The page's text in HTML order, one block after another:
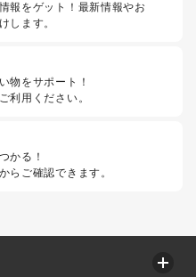
報をゲット！最新情報やお
します。
物をサポート！
利用ください。
かる！
らご確認できます。